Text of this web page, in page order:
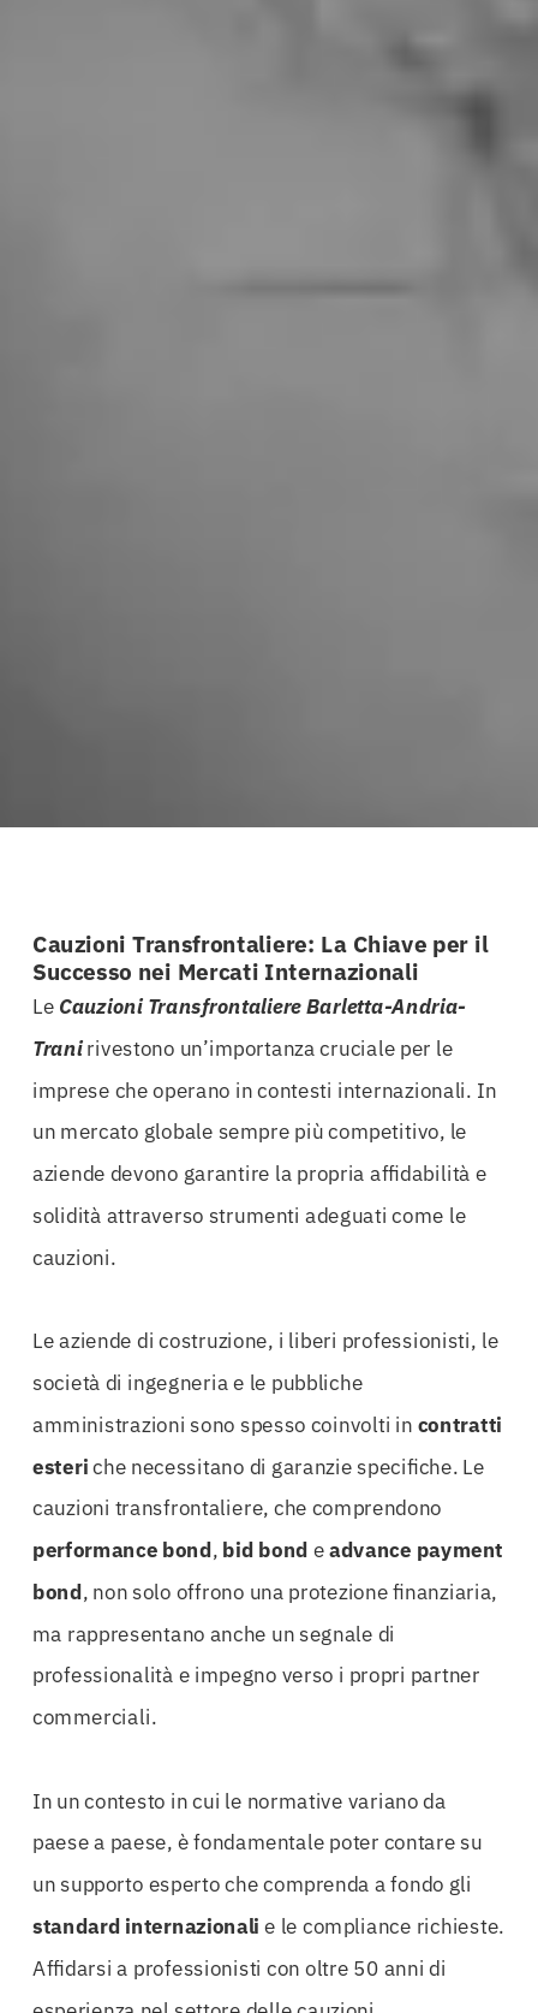
Cauzioni Transfrontaliere: La Chiave per il
Successo nei Mercati Internazionali
Le Cauzioni Transfrontaliere Barletta-Andria-
Tranirivestono un’importanza cruciale per le
imprese che operano in contesti internazionali. In
un mercato globale sempre più competitivo, le
aziende devono garantire la propria affidabilità e
solidità attraverso strumenti adeguati come le
cauzioni.
Le aziende di costruzione, i liberi professionisti, le
società di ingegneria e le pubbliche
amministrazioni sono spesso coinvolti in contratti
esteriche necessitano di garanzie specifiche. Le
cauzioni transfrontaliere, che comprendono
performance bond, bid bond eadvance payment
bond, non solo offrono una protezione finanziaria,
ma rappresentano anche un segnale di
professionalità e impegno verso i propri partner
commerciali.
In un contesto in cui le normative variano da
paese a paese, è fondamentale poter contare su
un supporto esperto che comprenda a fondo gli
standard internazionali e le compliance richieste.
Affidarsi a professionisti con oltre 50 anni di